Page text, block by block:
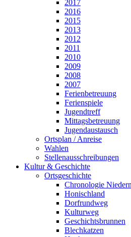
2017
2016
2015
2013
2012
2011
2010
2009
2008
2007
Ferienbetreuung
Ferienspiele
Jugendtreff
Mittagsbetreuung
Jugendaustausch
Ortsplan / Anreise
Wahlen
Stellenausschreibungen
Kultur & Geschichte
Ortsgeschichte
Chronologie
Honischland
Dorfrundweg
Kulturweg
Geschichtsbrunnen
Blechkatzen